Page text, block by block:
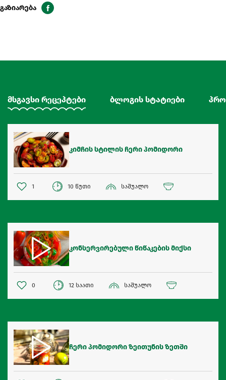
გაზიარება
მსგავსი რეცეპტები ბლოგის სტატიები
კიმჩის სტილის ჩერი პომიდორი
1 10 წუთი საშუალო
კონსერვირებული წიწაკების მიქსი
0 12 საათი საშუალო
ჩერი პომიდორი ზეითუნის ზეთში